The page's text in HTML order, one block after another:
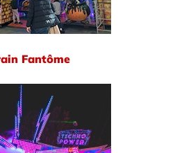
Fantôme